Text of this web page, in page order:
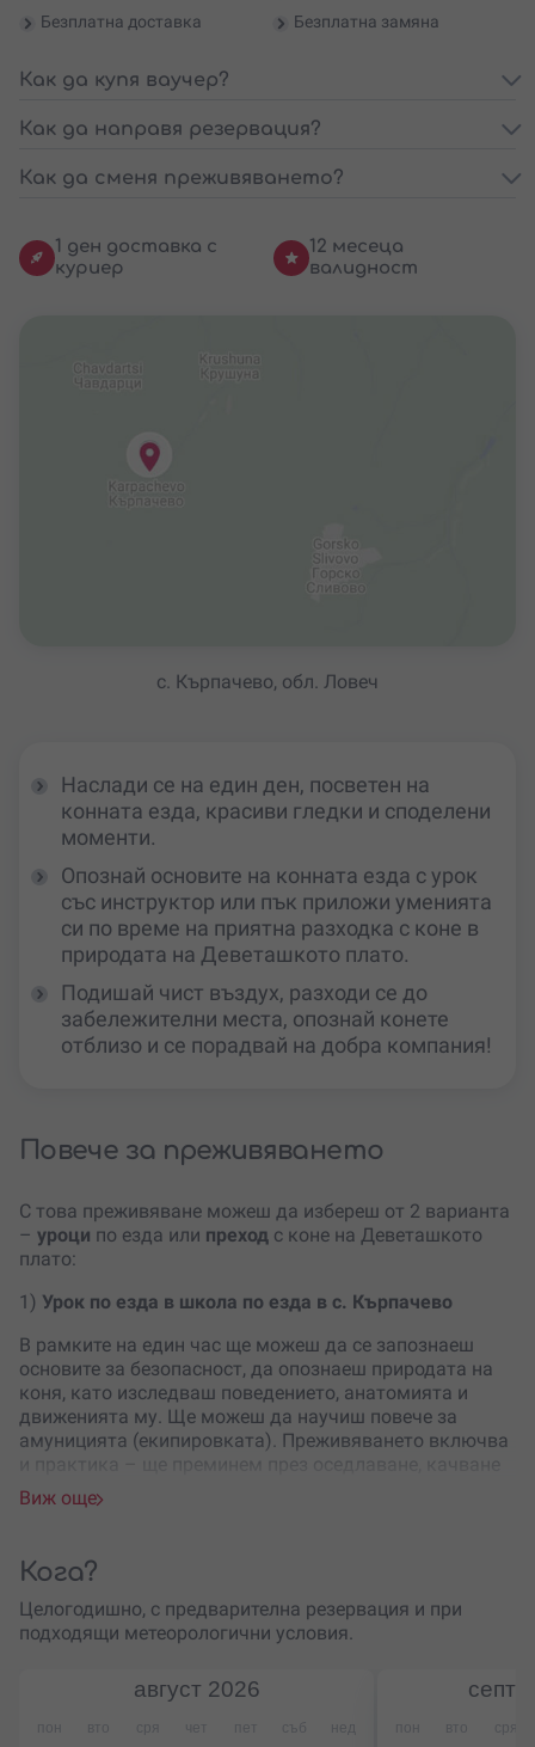
Безплатна доставка
Безплатна замяна
Как да купя ваучер?
Как да направя резервация?
Как да сменя преживяването?
1 ден доставка с
куриер
12 месеца
валидност
с. Кърпачево, обл. Ловеч
Наслади се на един ден, посветен на
конната езда, красиви гледки и споделени
моменти.
Опознай основите на конната езда с урок
със инструктор или пък приложи уменията
си по време на приятна разходка с коне в
природата на Деветашкото плато.
Подишай чист въздух, разходи се до
забележителни места, опознай конете
отблизо и се порадвай на добра компания!
Повече за преживяването
С това преживяване можеш да избереш от 2 варианта
– уроци по езда или преход с коне на Деветашкото
плато:
1) Урок по езда в школа по езда в с. Кърпачево
В рамките на един час ще можеш да се запознаеш
основите за безопасност, да опознаеш природата на
коня, като изследваш поведението, анатомията и
движенията му. Ще можеш да научиш повече за
амуницията (екипировката). Преживяването включва
върху коня и разходка.
„Април“ в село Кърпачево, и са комбинирани с
разходка
възможността да се насладиш на красиви гледки към
Дунавската равнина и Стара планина, в близост до
Деветашката пещера и Крушунските водопади.
цели на урокаса:
Да ти покаже как да общуваш с конете;
Виж още
Кога?
Целогодишно, с предварителна резервация и при
подходящи метеорологични условия.
август 2026
пон вто сря чет пет нед пон вто сря